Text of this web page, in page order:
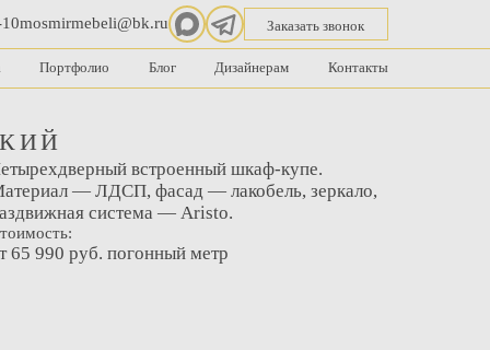
mosmirmebeli@bk.ru Заказать звонок
Портфолио Блог Дизайнерам Контакты
встроенный шкаф-купе.
— ЛДСП, фасад — лакобель, зеркало,
система — Aristo.
65 990 руб. погонный метр